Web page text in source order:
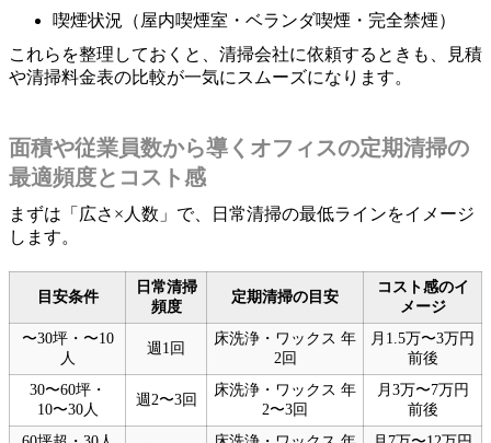
喫煙状況（屋内喫煙室・ベランダ喫煙・完全禁煙）
これらを整理しておくと、清掃会社に依頼するときも、見積
や清掃料金表の比較が一気にスムーズになります。
面積や従業員数から導くオフィスの定期清掃の
最適頻度とコスト感
まずは「広さ×人数」で、日常清掃の最低ラインをイメージ
します。
目安条件
日常清掃
頻度
定期清掃の目安
コスト感のイ
メージ
〜30坪・〜10
人
週1回
床洗浄・ワックス 年
2回
月1.5万〜3万円
前後
30〜60坪・
10〜30人
週2〜3回
床洗浄・ワックス 年
2〜3回
月3万〜7万円
前後